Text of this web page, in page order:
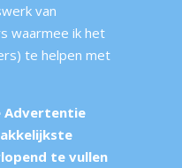
van
waarmee ik het
te helpen met
Advertentie
te vullen